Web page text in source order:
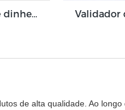
Máquina classificadora de dinheiro de três bolsos Grace 3+1 bolso Grace GT-31
de alta qualidade. Ao